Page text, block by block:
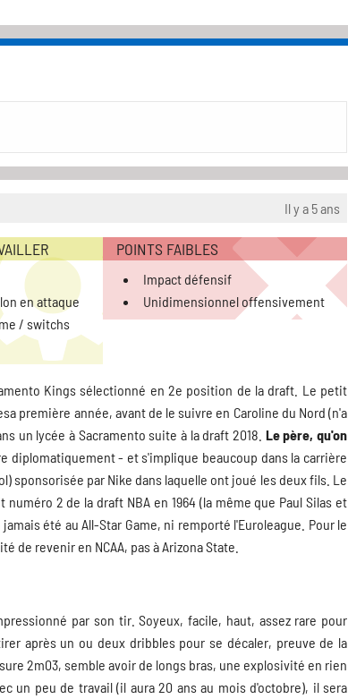
Il y a 5 ans
en attaque
/ switchs
POINTS FAIBLES
Impact défensif
Unidimensionnel offensivement
Kings sélectionné en 2e position de la draft. Le petit
première année, avant de le suivre en Caroline du Nord (n'a
un lycée à Sacramento suite à la draft 2018. Le père, qu'on
diplomatiquement - et s'implique beaucoup dans la carrière
sponsorisée par Nike dans laquelle ont joué les deux fils. Le
2 de la draft NBA en 1964 (la même que Paul Silas et
été au All-Star Game, ni remporté l'Euroleague. Pour le
de revenir en NCAA, pas à Arizona State.
par son tir. Soyeux, facile, haut, assez rare pour
après un ou deux dribbles pour se décaler, preuve de la
2m03, semble avoir de longs bras, une explosivité en rien
un peu de travail (il aura 20 ans au mois d'octobre), il sera